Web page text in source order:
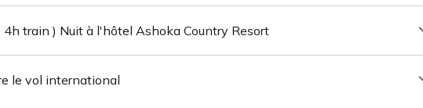
train ) Nuit à l'hôtel Ashoka Country Resort
le vol international